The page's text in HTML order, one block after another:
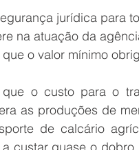
jurídica para
na atuação da
o valor mínimo
que o custo para o
as produções de
de calcário